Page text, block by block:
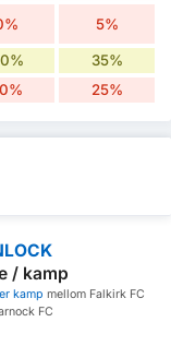
5%
35%
25%
/ kamp
kamp mellom Falkirk FC
FC